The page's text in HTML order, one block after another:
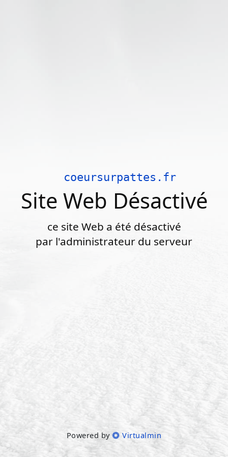
coeursurpattes.fr
Site Web Désactivé
ce site Web a été désactivé
par l'administrateur du serveur
Powered by Virtualmin